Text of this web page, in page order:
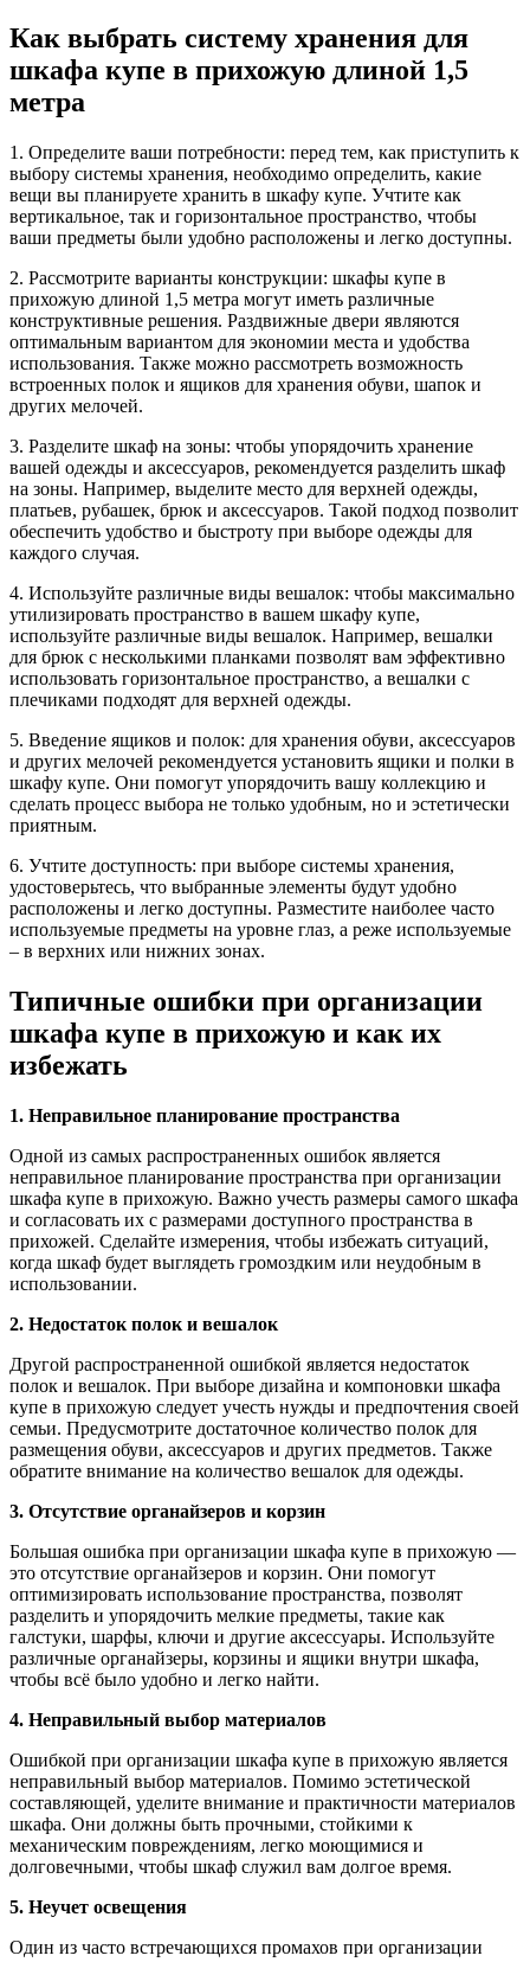
Как выбрать систему хранения для
шкафа купе в прихожую длиной 1,5
метра
1. Определите ваши потребности: перед тем, как приступить к
выбору системы хранения, необходимо определить, какие
вещи вы планируете хранить в шкафу купе. Учтите как
вертикальное, так и горизонтальное пространство, чтобы
ваши предметы были удобно расположены и легко доступны.
2. Рассмотрите варианты конструкции: шкафы купе в
прихожую длиной 1,5 метра могут иметь различные
конструктивные решения. Раздвижные двери являются
оптимальным вариантом для экономии места и удобства
использования. Также можно рассмотреть возможность
встроенных полок и ящиков для хранения обуви, шапок и
других мелочей.
3. Разделите шкаф на зоны: чтобы упорядочить хранение
вашей одежды и аксессуаров, рекомендуется разделить шкаф
на зоны. Например, выделите место для верхней одежды,
платьев, рубашек, брюк и аксессуаров. Такой подход позволит
обеспечить удобство и быстроту при выборе одежды для
каждого случая.
4. Используйте различные виды вешалок: чтобы максимально
утилизировать пространство в вашем шкафу купе,
используйте различные виды вешалок. Например, вешалки
для брюк с несколькими планками позволят вам эффективно
использовать горизонтальное пространство, а вешалки с
плечиками подходят для верхней одежды.
5. Введение ящиков и полок: для хранения обуви, аксессуаров
и других мелочей рекомендуется установить ящики и полки в
шкафу купе. Они помогут упорядочить вашу коллекцию и
сделать процесс выбора не только удобным, но и эстетически
приятным.
6. Учтите доступность: при выборе системы хранения,
удостоверьтесь, что выбранные элементы будут удобно
расположены и легко доступны. Разместите наиболее часто
используемые предметы на уровне глаз, а реже используемые
– в верхних или нижних зонах.
Типичные ошибки при организации
шкафа купе в прихожую и как их
избежать
1. Неправильное планирование пространства
Одной из самых распространенных ошибок является
неправильное планирование пространства при организации
шкафа купе в прихожую. Важно учесть размеры самого шкафа
и согласовать их с размерами доступного пространства в
прихожей. Сделайте измерения, чтобы избежать ситуаций,
когда шкаф будет выглядеть громоздким или неудобным в
использовании.
2. Недостаток полок и вешалок
Другой распространенной ошибкой является недостаток
полок и вешалок. При выборе дизайна и компоновки шкафа
купе в прихожую следует учесть нужды и предпочтения своей
семьи. Предусмотрите достаточное количество полок для
размещения обуви, аксессуаров и других предметов. Также
обратите внимание на количество вешалок для одежды.
3. Отсутствие органайзеров и корзин
Большая ошибка при организации шкафа купе в прихожую —
это отсутствие органайзеров и корзин. Они помогут
оптимизировать использование пространства, позволят
разделить и упорядочить мелкие предметы, такие как
галстуки, шарфы, ключи и другие аксессуары. Используйте
различные органайзеры, корзины и ящики внутри шкафа,
чтобы всё было удобно и легко найти.
4. Неправильный выбор материалов
Ошибкой при организации шкафа купе в прихожую является
неправильный выбор материалов. Помимо эстетической
составляющей, уделите внимание и практичности материалов
шкафа. Они должны быть прочными, стойкими к
механическим повреждениям, легко моющимися и
долговечными, чтобы шкаф служил вам долгое время.
5. Неучет освещения
Один из часто встречающихся промахов при организации